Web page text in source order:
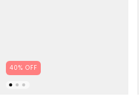
40% OFF